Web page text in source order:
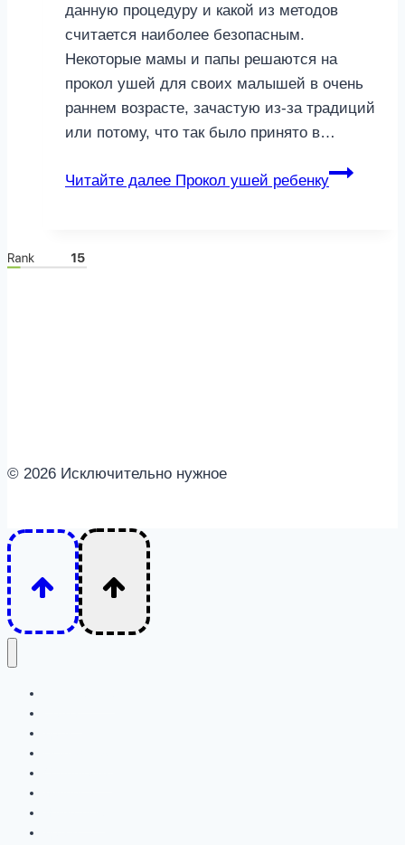
данную процедуру и какой из методов
считается наиболее безопасным.
Некоторые мамы и папы решаются на
прокол ушей для своих малышей в очень
раннем возрасте, зачастую из-за традиций
или потому, что так было принято в…
Читайте далее Прокол ушей ребенку
© 2026 Исключительно нужное